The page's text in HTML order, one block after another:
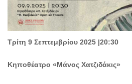
ΑΝΘΕΚΤΙΚΗ
ΠΟΛΗ
Τρίτη 9 Σεπτεμβρίου 2025 |20:30
Κηποθέατρο «Μάνος Χατζιδάκις»